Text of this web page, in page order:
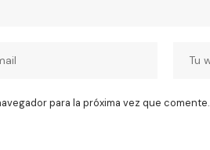
para la próxima vez que comente.